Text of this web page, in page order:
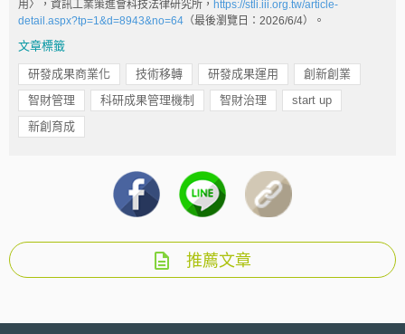
用〉，資訊工業策進會科技法律研究所， https://stli.iii.org.tw/article-
detail.aspx?tp=1&d=8943&no=64 （最後瀏覽日：2026/6/4）。
文章標籤
研發成果商業化 技術移轉 研發成果運用
創新創業
智財管理
科研成果管理機制 智財治理
start up
新創育成
推薦文章